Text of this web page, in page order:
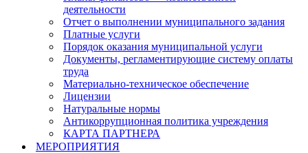
деятельности
Отчет о выполнении муниципального задания
Платные услуги
Порядок оказания муниципальной услуги
Документы, регламентирующие систему оплаты
труда
Материально-техническое обеспечение
Лицензии
Натуральные нормы
Антикоррупционная политика учреждения
КАРТА ПАРТНЕРА
МЕРОПРИЯТИЯ